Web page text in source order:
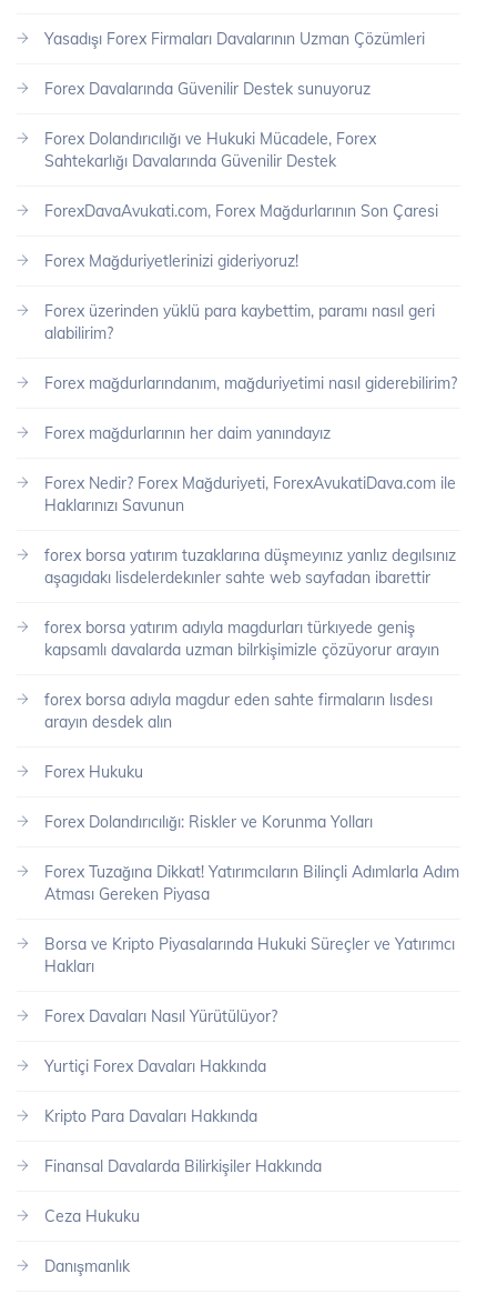
Yasadışı Forex Firmaları Davalarının Uzman Çözümleri
Forex Davalarında Güvenilir Destek sunuyoruz
Forex Dolandırıcılığı ve Hukuki Mücadele, Forex
Sahtekarlığı Davalarında Güvenilir Destek
ForexDavaAvukati.com, Forex Mağdurlarının Son Çaresi
Forex Mağduriyetlerinizi gideriyoruz!
Forex üzerinden yüklü para kaybettim, paramı nasıl geri
alabilirim?
Forex mağdurlarındanım, mağduriyetimi nasıl giderebilirim?
Forex mağdurlarının her daim yanındayız
Forex Nedir? Forex Mağduriyeti, ForexAvukatiDava.com ile
Haklarınızı Savunun
forex borsa yatırım tuzaklarına düşmeyınız yanlız degılsınız
aşagıdakı lisdelerdekınler sahte web sayfadan ibarettir
forex borsa yatırım adıyla magdurları türkıyede geniş
kapsamlı davalarda uzman bilrkişimizle çözüyorur arayın
forex borsa adıyla magdur eden sahte firmaların lısdesı
arayın desdek alın
Forex Hukuku
Forex Dolandırıcılığı: Riskler ve Korunma Yolları
Forex Tuzağına Dikkat! Yatırımcıların Bilinçli Adımlarla Adım
Atması Gereken Piyasa
Borsa ve Kripto Piyasalarında Hukuki Süreçler ve Yatırımcı
Hakları
Forex Davaları Nasıl Yürütülüyor?
Yurtiçi Forex Davaları Hakkında
Kripto Para Davaları Hakkında
Finansal Davalarda Bilirkişiler Hakkında
Ceza Hukuku
Danışmanlık